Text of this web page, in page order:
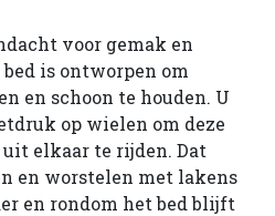
voor gemak en
is ontworpen om
en schoon te houden. U
op wielen om deze
elkaar te rijden. Dat
en worstelen met lakens
en rondom het bed blijft